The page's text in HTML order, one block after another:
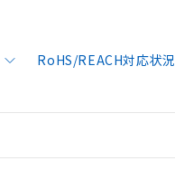
RoHS/REACH対応状況